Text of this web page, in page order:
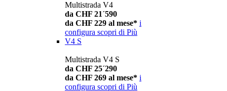
Multistrada V4
da CHF 21´590
da CHF 229 al mese* i
configura scopri di Più
V4 S
Multistrada V4 S
da CHF 25´290
da CHF 269 al mese* i
configura scopri di Più